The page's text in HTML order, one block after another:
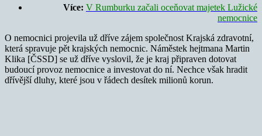
Více: V Rumburku začali oceňovat majetek Lužické
nemocnice
O nemocnici projevila už dříve zájem společnost Krajská zdravotní,
která spravuje pět krajských nemocnic. Náměstek hejtmana Martin
Klika [ČSSD] se už dříve vyslovil, že je kraj připraven dotovat
budoucí provoz nemocnice a investovat do ní. Nechce však hradit
dřívější dluhy, které jsou v řádech desítek milionů korun.